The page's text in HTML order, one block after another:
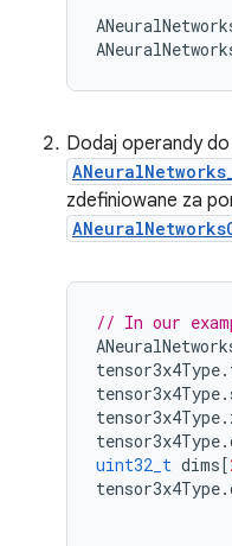
Dodaj operandy
zdefiniowane za
// In our
tensor3x4Type.
tensor3x4Type.
tensor3x4Type.
tensor3x4Type.
uint32_t dims[
tensor3x4Type.